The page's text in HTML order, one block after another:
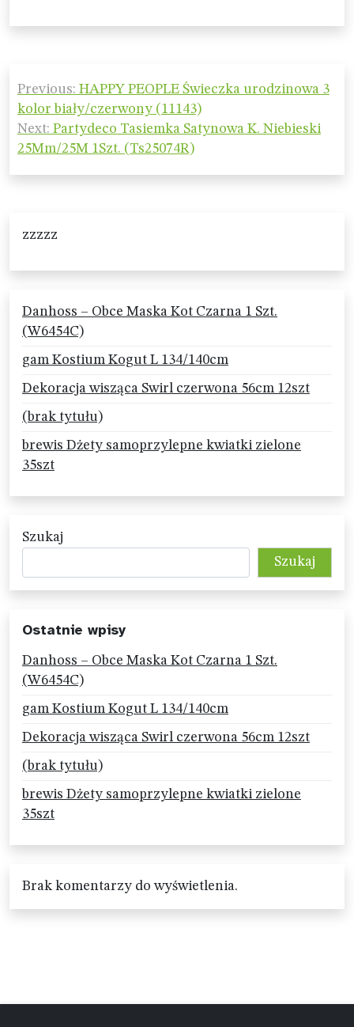
wpisu
Previous: HAPPY PEOPLE Świeczka urodzinowa 3
kolor biały/czerwony (11143)
Next: Partydeco Tasiemka Satynowa K. Niebieski
25Mm/25M 1Szt. (Ts25074R)
zzzzz
Danhoss – Obce Maska Kot Czarna 1 Szt.
(W6454C)
gam Kostium Kogut L 134/140cm
Dekoracja wisząca Swirl czerwona 56cm 12szt
(brak tytułu)
brewis Dżety samoprzylepne kwiatki zielone
35szt
Szukaj
Szukaj
Ostatnie wpisy
Danhoss – Obce Maska Kot Czarna 1 Szt.
(W6454C)
gam Kostium Kogut L 134/140cm
Dekoracja wisząca Swirl czerwona 56cm 12szt
(brak tytułu)
brewis Dżety samoprzylepne kwiatki zielone
35szt
Brak komentarzy do wyświetlenia.